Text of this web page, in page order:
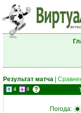
Результат матча
4 0
Погода: